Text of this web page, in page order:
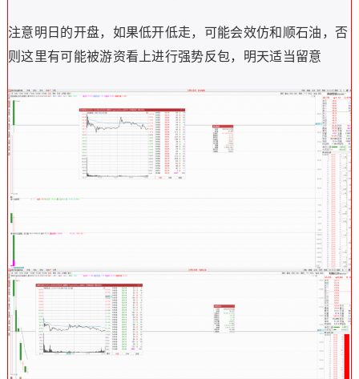
注意明日的开盘，如果低开低走，可能会效仿和顺石油，否
则这里有可能被游资看上进行强势反包，明天适当留意